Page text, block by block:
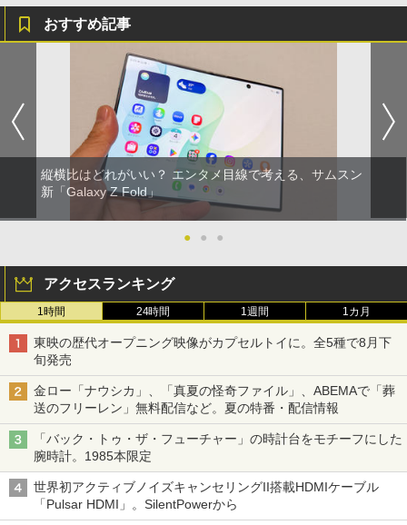
おすすめ記事
縦横比はどれがいい？ エンタメ目線で考える、サムスン
新「Galaxy Z Fold」
● ● ●
アクセスランキング
1時間 24時間 1週間 1カ月
東映の歴代オープニング映像がカプセルトイに。全5種で8月下
旬発売
金ロー「ナウシカ」、「真夏の怪奇ファイル」、ABEMAで「葬
送のフリーレン」無料配信など。夏の特番・配信情報
「バック・トゥ・ザ・フューチャー」の時計台をモチーフにした
腕時計。1985本限定
世界初アクティブノイズキャンセリングII搭載HDMIケーブル
「Pulsar HDMI」。SilentPowerから